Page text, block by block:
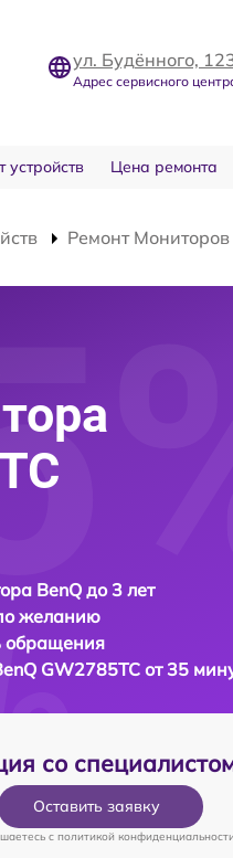
ул. Будённого,
Адрес сервисного
устройств Цена ремонта
Ремонт Мониторов
BenQ до 3 лет
желанию
обращения
GW2785TC от 35
со
Оставить заявку
c политикой конфиденциальности